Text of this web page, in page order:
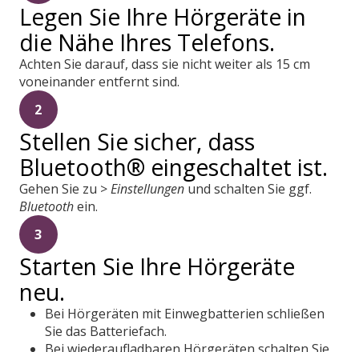
Legen Sie Ihre Hörgeräte in
die Nähe Ihres Telefons.
Achten Sie darauf, dass sie nicht weiter als 15 cm
voneinander entfernt sind.
2
Stellen Sie sicher, dass
Bluetooth® eingeschaltet ist.
Gehen Sie zu >Einstellungen und schalten Sie ggf.
Bluetoothein.
3
Starten Sie Ihre Hörgeräte
neu.
Bei Hörgeräten mit Einwegbatterien schließen
Sie das Batteriefach.